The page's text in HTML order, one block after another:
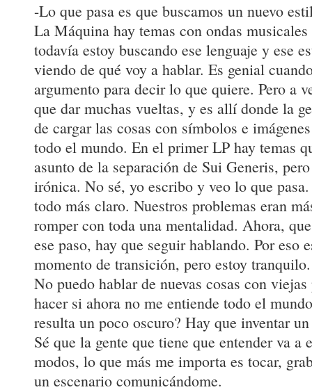
-Lo que pasa es que buscamos un nuevo
La Máquina hay temas con ondas
todavía estoy buscando ese lenguaje y ese
viendo de qué voy a hablar. Es genial
argumento para decir lo que quiere. Pero a
que dar muchas vueltas, y es allí donde la
de cargar las cosas con símbolos e
todo el mundo. En el primer LP hay temas
asunto de la separación de Sui Generis,
irónica. No sé, yo escribo y veo lo que
todo más claro. Nuestros problemas eran
romper con toda una mentalidad. Ahora,
ese paso, hay que seguir hablando. Por eso
momento de transición, pero estoy tranquilo.
No puedo hablar de nuevas cosas con
hacer si ahora no me entiende todo el
resulta un poco oscuro? Hay que inventar
Sé que la gente que tiene que entender va a
modos, lo que más me importa es tocar,
un escenario comunicándome.